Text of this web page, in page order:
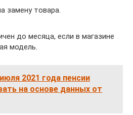
замену товара.
до месяца, если в магазине
модель.
2021 года пенсии
на основе данных от